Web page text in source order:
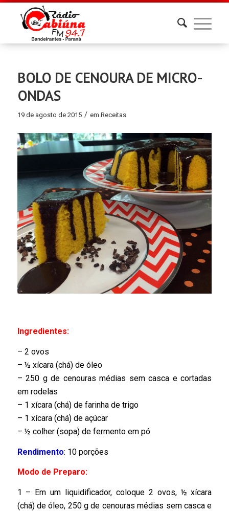
BOLO DE CENOURA DE MICRO-
ONDAS
19 de agosto de 2015 / em Receitas
Ingredientes:
– 2 ovos
– ½ xícara (chá) de óleo
– 250 g de cenouras médias sem casca e cortadas
em rodelas
– 1 xícara (chá) de farinha de trigo
– 1 xícara (chá) de açúcar
– ½ colher (sopa) de fermento em pó
Rendimento: 10 porções
Modo de Preparo:
1 – Em um liquidificador, coloque 2 ovos, ½ xícara
(chá) de óleo, 250 g de cenouras médias sem casca e